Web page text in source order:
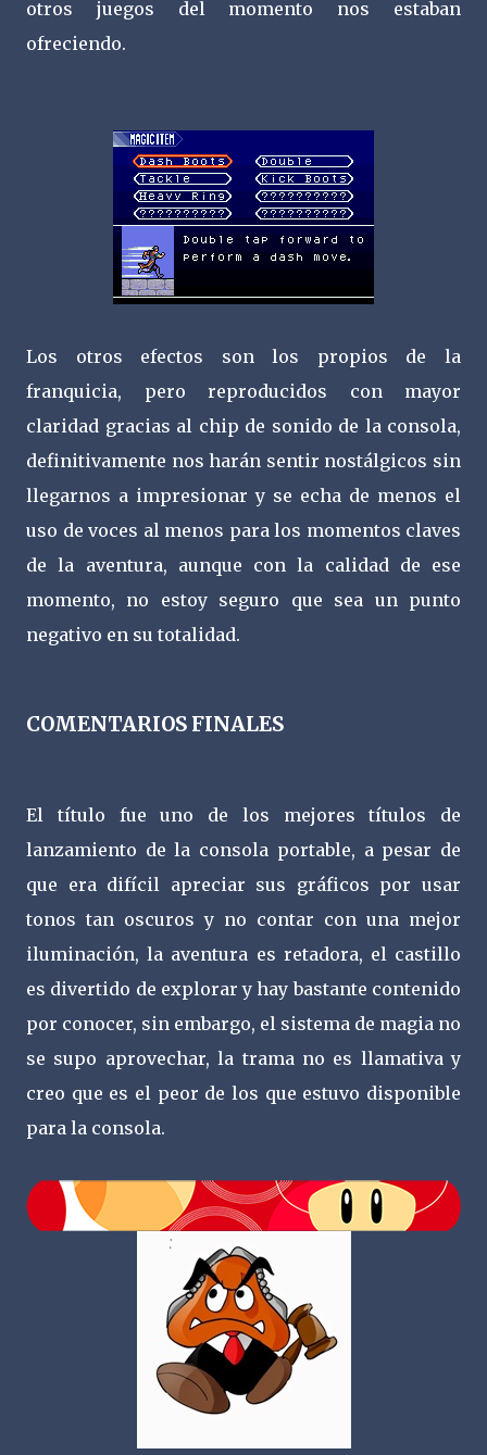
otros juegos del momento nos estaban
ofreciendo.
Los otros efectos son los propios de la
franquicia, pero reproducidos con mayor
claridad gracias al chip de sonido de la consola,
definitivamente nos harán sentir nostálgicos sin
llegarnos a impresionar y se echa de menos el
uso de voces al menos para los momentos claves
de la aventura, aunque con la calidad de ese
momento, no estoy seguro que sea un punto
negativo en su totalidad.
COMENTARIOS FINALES
El título fue uno de los mejores títulos de
lanzamiento de la consola portable, a pesar de
que era difícil apreciar sus gráficos por usar
tonos tan oscuros y no contar con una mejor
iluminación, la aventura es retadora, el castillo
es divertido de explorar y hay bastante contenido
por conocer, sin embargo, el sistema de magia no
se supo aprovechar, la trama no es llamativa y
creo que es el peor de los que estuvo disponible
para la consola.